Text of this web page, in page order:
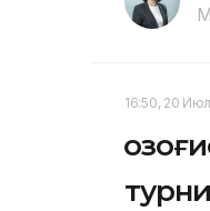
16:50, 20